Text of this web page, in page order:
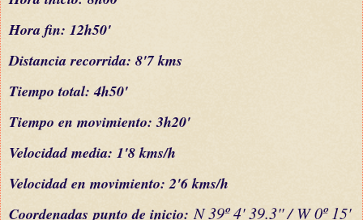
Hora fin: 12h50'
Distancia recorrida: 8'7 kms
Tiempo total: 4h50'
Tiempo en movimiento: 3h20'
Velocidad media: 1'8 kms/h
Velocidad en movimiento: 2'6 kms/h
Coordenadas punto de inicio:N 39º 4' 39.3'' / W 0º 15'